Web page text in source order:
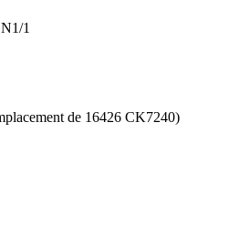
1
de 16426 CK7240)